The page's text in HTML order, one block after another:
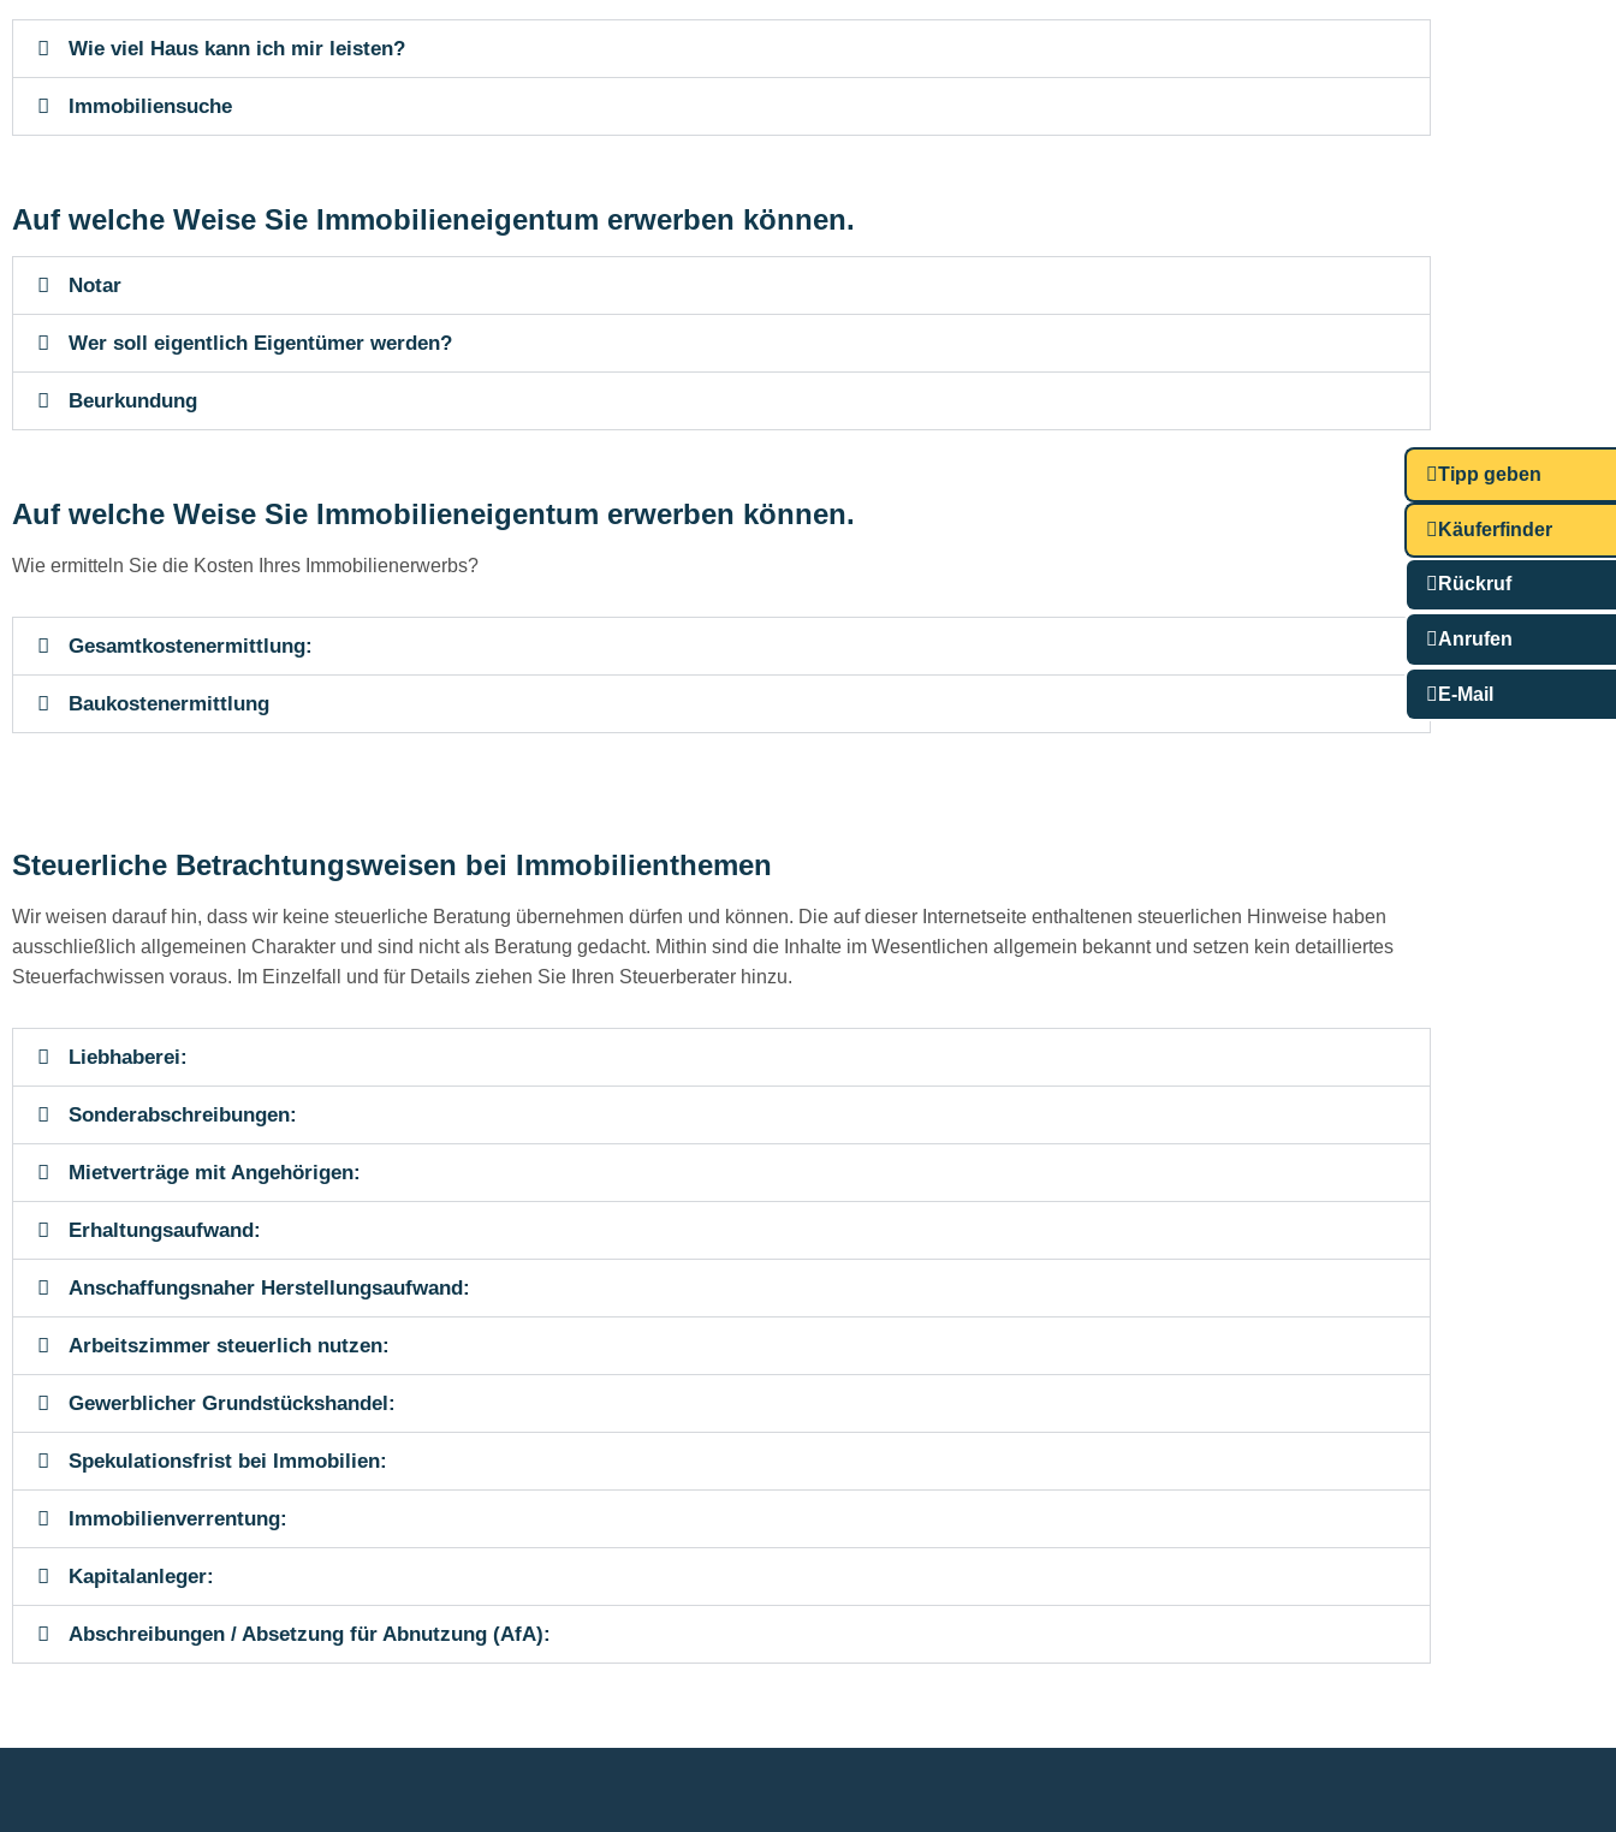
Tipp geben
Käuferfinder
Rückruf
Anrufen
E-Mail
Wie viel Haus kann ich mir leisten?
Immobiliensuche
Auf welche Weise Sie Immobilieneigentum erwerben können.
Notar
Wer soll eigentlich Eigentümer werden?
Beurkundung
Auf welche Weise Sie Immobilieneigentum erwerben können.
Wie ermitteln Sie die Kosten Ihres Immobilienerwerbs?
Gesamtkostenermittlung:
Baukostenermittlung
Steuerliche Betrachtungsweisen bei Immobilienthemen
Wir weisen darauf hin, dass wir keine steuerliche Beratung übernehmen dürfen und können. Die auf dieser Internetseite enthaltenen steuerlichen Hinweise haben
ausschließlich allgemeinen Charakter und sind nicht als Beratung gedacht. Mithin sind die Inhalte im Wesentlichen allgemein bekannt und setzen kein detailliertes
Steuerfachwissen voraus. Im Einzelfall und für Details ziehen Sie Ihren Steuerberater hinzu.
Liebhaberei:
Sonderabschreibungen:
Mietverträge mit Angehörigen:
Erhaltungsaufwand:
Anschaffungsnaher Herstellungsaufwand:
Arbeitszimmer steuerlich nutzen:
Gewerblicher Grundstückshandel:
Spekulationsfrist bei Immobilien:
Immobilienverrentung:
Kapitalanleger:
Abschreibungen / Absetzung für Abnutzung (AfA):